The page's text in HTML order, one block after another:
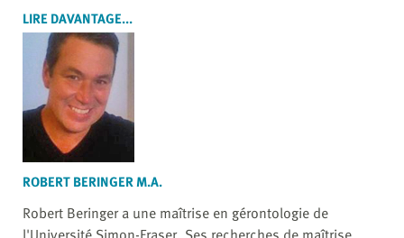
LIRE DAVANTAGE...
ROBERT BERINGER M.A.
Robert Beringer a une maîtrise en gérontologie de